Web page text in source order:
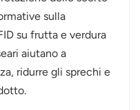
sulla
su frutta e verdura
aiutano a
ridurre gli sprechi e